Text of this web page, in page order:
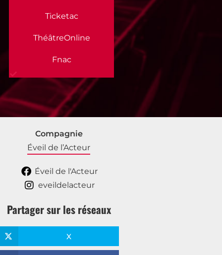
Ticketac
ThéâtreOnline
Fnac
Compagnie
Éveil de l’Acteur
Éveil de l'Acteur
eveildelacteur
Partager sur les réseaux
X